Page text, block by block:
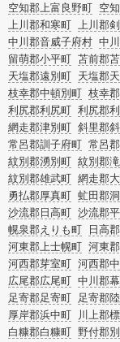
空知郡上富良野町 空
上川郡和寒町 上川郡
中川郡音威子府村 中
留萌郡小平町 苫前郡
天塩郡遠別町 天塩郡
枝幸郡中頓別町 枝幸
利尻郡利尻町 利尻郡
網走郡津別町 斜里郡
常呂郡訓子府町 常呂
紋別郡湧別町 紋別郡
紋別郡雄武町 網走郡
勇払郡厚真町 虻田郡
沙流郡日高町 沙流郡
幌泉郡えりも町
日高
河東郡上士幌町 河東
河西郡芽室町 河西郡
広尾郡広尾町 中川郡
足寄郡足寄町 足寄郡
厚岸郡浜中町
川上郡
白糠郡白糠町 野付郡